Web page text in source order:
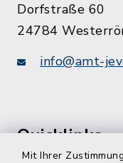
Mit Ihrer
Dorfstraße 60
24784
info@amt-
Quicklinks